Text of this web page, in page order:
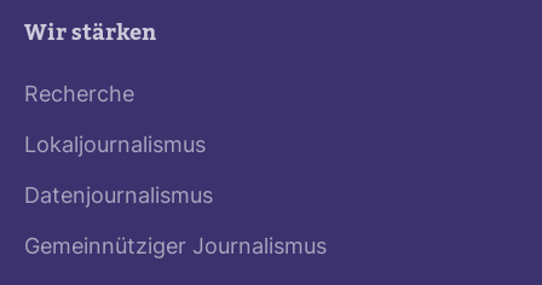
Wir stärken
Recherche
Lokaljournalismus
Datenjournalismus
Gemeinnütziger Journalismus